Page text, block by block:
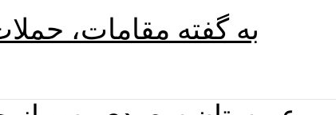
به گفته مقامات،